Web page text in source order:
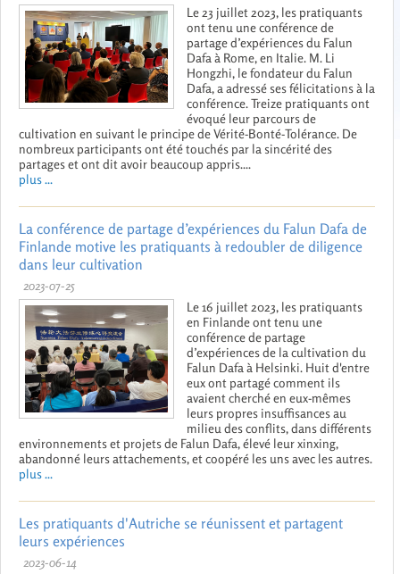
Le 23 juillet 2023, les pratiquants
ont tenu une conférence de
partage d’expériences du Falun
Dafa à Rome, en Italie. M. Li
Hongzhi, le fondateur du Falun
Dafa, a adressé ses félicitations à la
conférence. Treize pratiquants ont
évoqué leur parcours de
cultivation en suivant le principe de Vérité-Bonté-Tolérance. De
nombreux participants ont été touchés par la sincérité des
partages et ont dit avoir beaucoup appris....
plus ...
La conférence de partage d’expériences du Falun Dafa de
Finlande motive les pratiquants à redoubler de diligence
dans leur cultivation
2023-07-25
Le 16 juillet 2023, les pratiquants
en Finlande ont tenu une
conférence de partage
d’expériences de la cultivation du
Falun Dafa à Helsinki. Huit d'entre
eux ont partagé comment ils
avaient cherché en eux-mêmes
leurs propres insuffisances au
milieu des conflits, dans différents
environnements et projets de Falun Dafa, élevé leur xinxing,
abandonné leurs attachements, et coopéré les uns avec les autres.
plus ...
Les pratiquants d'Autriche se réunissent et partagent
leurs expériences
2023-06-14